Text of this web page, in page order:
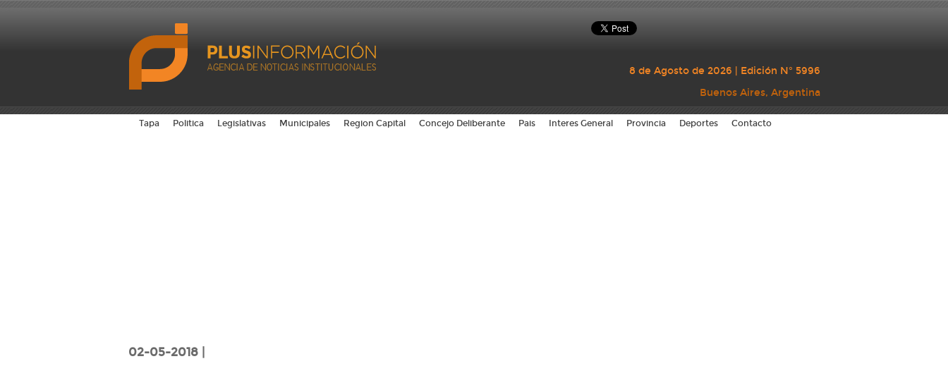
8 de Agosto de 2026 | Edición N° 5996
Buenos Aires, Argentina
Tapa Politica Legislativas Municipales Region Capital Concejo Deliberante Pais Interes General Provincia Deportes Contacto
02-05-2018 |